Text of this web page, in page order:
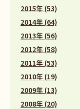
2015年 (53)
2014年 (64)
2013年 (56)
2012年 (58)
2011年 (53)
2010年 (19)
2009年 (13)
2008年 (20)